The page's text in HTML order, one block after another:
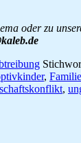
oder zu
,
,